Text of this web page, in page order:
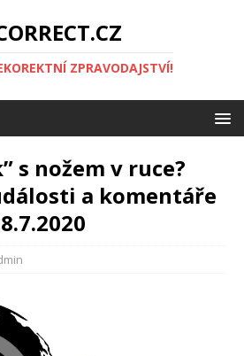
ZPRAVODAJSTVÍ!
s nožem v ruce?
a komentáře